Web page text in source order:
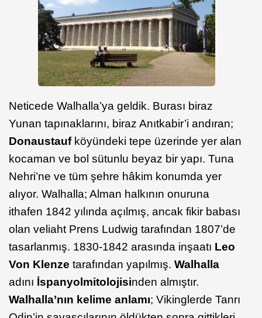
Neticede Walhalla’ya geldik. Burası biraz
Yunan tapınaklarını, biraz Anıtkabir’i andıran;
Donaustaufköyündeki tepe üzerinde yer alan
kocaman ve bol sütunlu beyaz bir yapı. Tuna
Nehri’ne ve tüm şehre hâkim konumda yer
alıyor. Walhalla; Alman halkının onuruna
ithafen 1842 yılında açılmış, ancak fikir babası
olan veliaht Prens Ludwig tarafından 1807’de
tasarlanmış. 1830-1842 arasında inşaatı Leo
Von Klenze tarafından yapılmış. Walhalla
adını İspanyolmitolojisinden almıştır.
Walhalla’nın kelime anlamı; Vikinglerde Tanrı